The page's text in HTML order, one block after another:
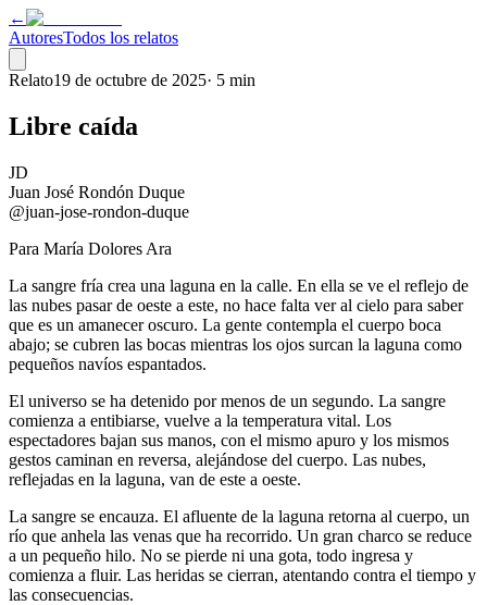
←
AutoresTodos los relatos
Relato19 de octubre de 2025· 5 min
Libre caída
JD
Juan José Rondón Duque
@juan-jose-rondon-duque
Para María Dolores Ara
La sangre fría crea una laguna en la calle. En ella se ve el reflejo de
las nubes pasar de oeste a este, no hace falta ver al cielo para saber
que es un amanecer oscuro. La gente contempla el cuerpo boca
abajo; se cubren las bocas mientras los ojos surcan la laguna como
pequeños navíos espantados.
El universo se ha detenido por menos de un segundo. La sangre
comienza a entibiarse, vuelve a la temperatura vital. Los
espectadores bajan sus manos, con el mismo apuro y los mismos
gestos caminan en reversa, alejándose del cuerpo. Las nubes,
reflejadas en la laguna, van de este a oeste.
La sangre se encauza. El afluente de la laguna retorna al cuerpo, un
río que anhela las venas que ha recorrido. Un gran charco se reduce
a un pequeño hilo. No se pierde ni una gota, todo ingresa y
comienza a fluir. Las heridas se cierran, atentando contra el tiempo y
las consecuencias.